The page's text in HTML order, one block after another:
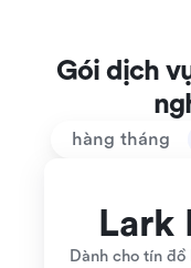
Gói dịch
hàng tháng
Lark
Dành cho tín